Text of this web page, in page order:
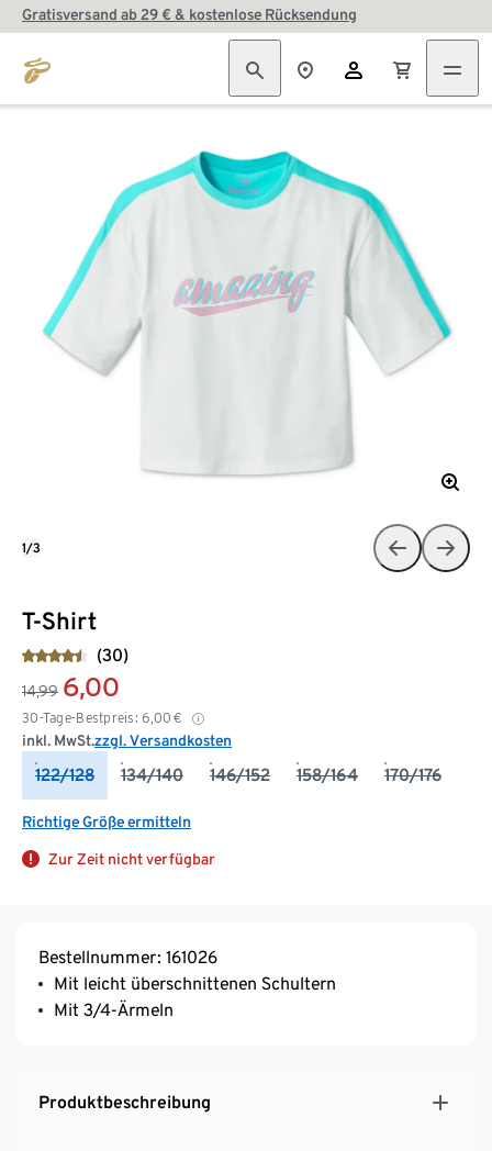
Gratisversand ab 29 € & kostenlose Rücksendung
T-Shirt
(30)
14,99 6,00
30-Tage-Bestpreis: 6,00 €
inkl. MwSt.zzgl. Versandkosten
122/128 134/140 146/152 158/164 170/176
Richtige Größe ermitteln
Zur Zeit nicht verfügbar
1/3
Bestellnummer: 161026
Mit leicht überschnittenen Schultern
Mit 3/4-Ärmeln
Produktbeschreibung